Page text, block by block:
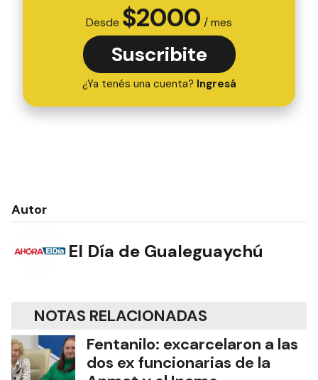
Desde $2000 / mes
Suscribite
¿Ya tenés una cuenta? Ingresá
Autor
El Día de Gualeguaychú
NOTAS RELACIONADAS
Fentanilo: excarcelaron a las
dos ex funcionarias de la